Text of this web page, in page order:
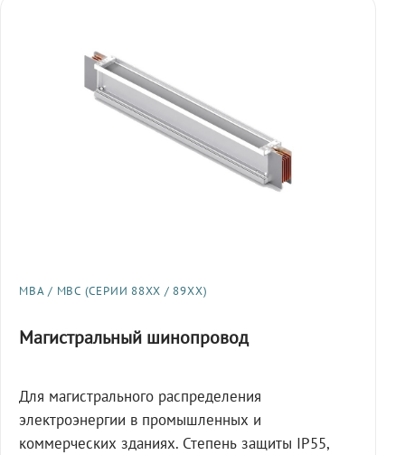
МВА / МВС (СЕРИИ 88XX / 89XX)
Магистральный шинопровод
Для магистрального распределения
электроэнергии в промышленных и
коммерческих зданиях. Степень защиты IP55,